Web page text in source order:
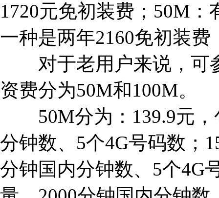
1720元免初装费；50M
一种是两年2160免初装费
对于老用户来说，可
资费分为50M和100M。
50M分为：139.9元，
分钟数、5个4G号码数；
分钟国内分钟数、5个4G